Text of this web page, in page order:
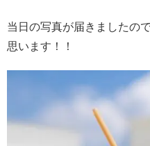
当日の写真が届きましたの
思います！！